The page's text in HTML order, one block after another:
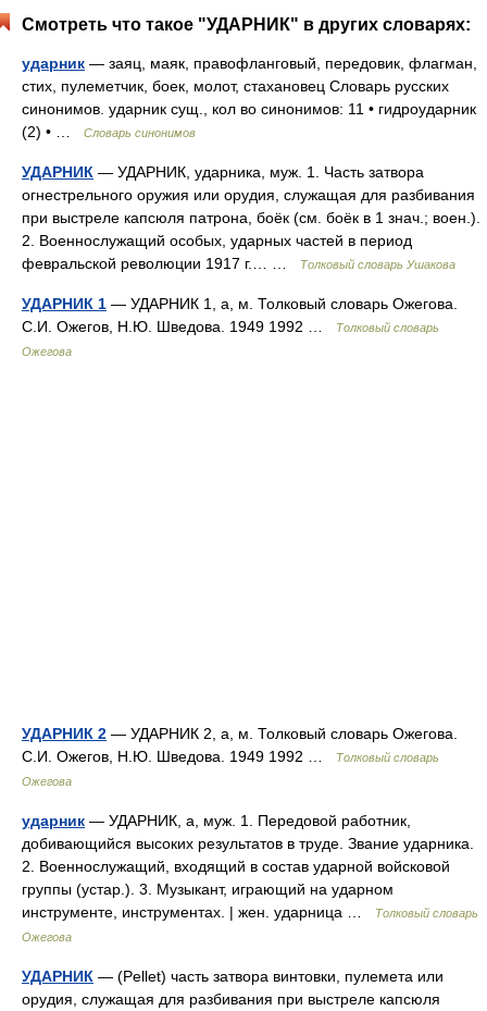
Смотреть что такое "УДАРНИК" в других словарях:
ударник — заяц, маяк, правофланговый, передовик, флагман,
стих, пулеметчик, боек, молот, стахановец Словарь русских
синонимов. ударник сущ., кол во синонимов: 11 • гидроударник
(2) • …
Словарь синонимов
УДАРНИК — УДАРНИК, ударника, муж. 1. Часть затвора
огнестрельного оружия или орудия, служащая для разбивания
при выстреле капсюля патрона, боёк (см. боёк в 1 знач.; воен.).
2. Военнослужащий особых, ударных частей в период
февральской революции 1917 г.… …
Толковый словарь Ушакова
УДАРНИК 1 — УДАРНИК 1, а, м. Толковый словарь Ожегова.
С.И. Ожегов, Н.Ю. Шведова. 1949 1992 …
Толковый словарь
Ожегова
УДАРНИК 2 — УДАРНИК 2, а, м. Толковый словарь Ожегова.
С.И. Ожегов, Н.Ю. Шведова. 1949 1992 …
Толковый словарь
Ожегова
ударник — УДАРНИК, а, муж. 1. Передовой работник,
добивающийся высоких результатов в труде. Звание ударника.
2. Военнослужащий, входящий в состав ударной войсковой
группы (устар.). 3. Музыкант, играющий на ударном
инструменте, инструментах. | жен. ударница …
Толковый словарь
Ожегова
УДАРНИК — (Pellet) часть затвора винтовки, пулемета или
орудия, служащая для разбивания при выстреле капсюля